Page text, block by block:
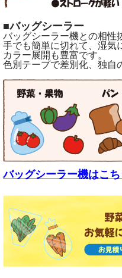
■バッグシーラー
バッグシーラー機との相性
手でも簡単に切れて、湿気
カラー展開も豊富です。
色別テープで差別化、独自
バッグシーラー機はこち